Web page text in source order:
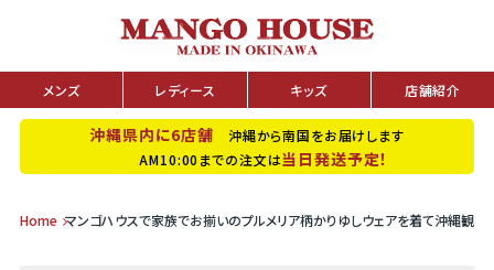
メンズ レディース キッズ 店舗紹介
沖縄県内に6店舗 沖縄から南国をお届けします
AM10:00までの注文は当日発送予定！
Home マンゴハウスで家族でお揃いのプルメリア柄かりゆしウェアを着て沖縄観